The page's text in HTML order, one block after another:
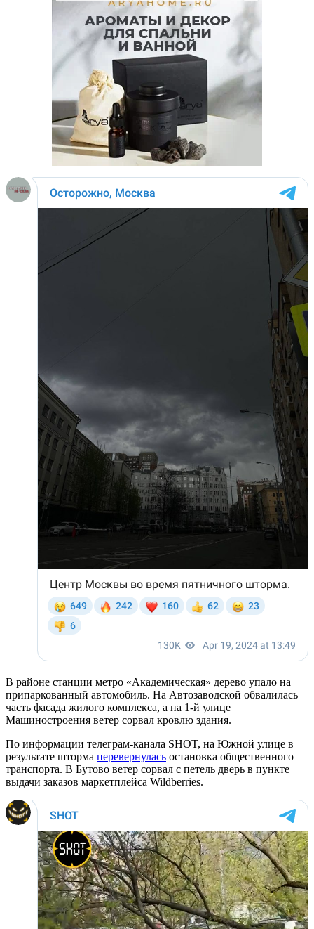
В районе станции метро «Академическая» дерево упало на
припаркованный автомобиль. На Автозаводской обвалилась
часть фасада жилого комплекса, а на 1-й улице
Машиностроения ветер сорвал кровлю здания.
По информации телеграм-канала SHOT, на Южной улице в
результате шторма перевернулась остановка общественного
транспорта. В Бутово ветер сорвал с петель дверь в пункте
выдачи заказов маркетплейса Wildberries.